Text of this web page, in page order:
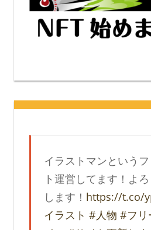
イラストマンという
ト運営してます！よ
します！ https://t.co/
イラスト #人物 #フリ